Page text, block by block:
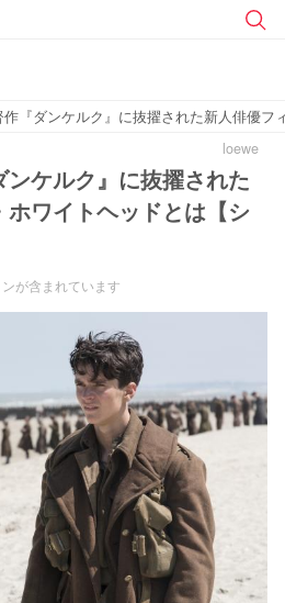
作『ダンケルク』に抜擢された新人俳優
loewe
ケルク』に抜擢された
ワイトヘッドとは【シ
が含まれています